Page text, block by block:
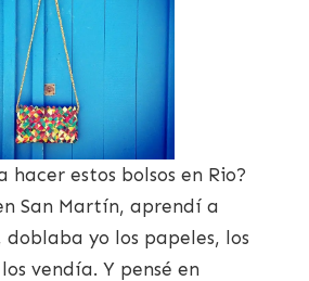
hacer estos bolsos en Rio?
San Martín, aprendí a
doblaba yo los papeles, los
vendía. Y pensé en